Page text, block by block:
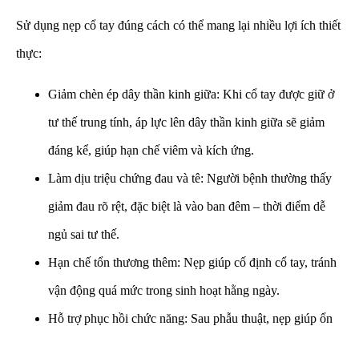
Sử dụng nẹp cổ tay đúng cách có thể mang lại nhiều lợi ích thiết
thực:
Giảm chèn ép dây thần kinh giữa: Khi cổ tay được giữ ở
tư thế trung tính, áp lực lên dây thần kinh giữa sẽ giảm
đáng kể, giúp hạn chế viêm và kích ứng.
Làm dịu triệu chứng đau và tê: Người bệnh thường thấy
giảm đau rõ rệt, đặc biệt là vào ban đêm – thời điểm dễ
ngủ sai tư thế.
Hạn chế tổn thương thêm: Nẹp giúp cố định cổ tay, tránh
vận động quá mức trong sinh hoạt hằng ngày.
Hỗ trợ phục hồi chức năng: Sau phẫu thuật, nẹp giúp ổn